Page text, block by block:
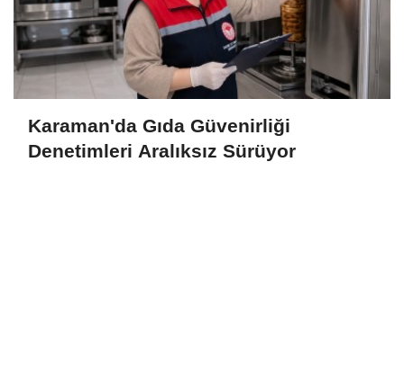
Karaman'da Gıda Güvenirliği
Denetimleri Aralıksız Sürüyor